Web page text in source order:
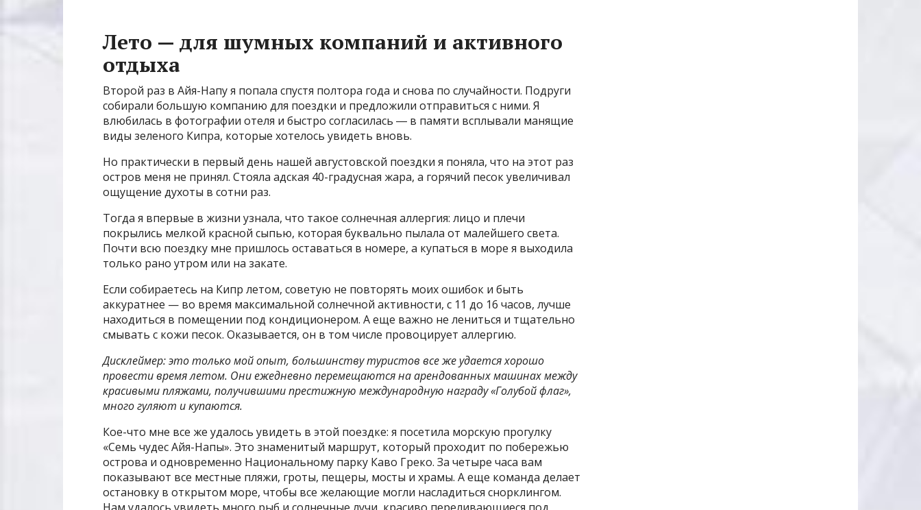
Лето — для шумных компаний и активного
отдыха
Второй раз в Айя-Напу я попала спустя полтора года и снова по случайности. Подруги
собирали большую компанию для поездки и предложили отправиться с ними. Я
влюбилась в фотографии отеля и быстро согласилась ― в памяти всплывали манящие
виды зеленого Кипра, которые хотелось увидеть вновь.
Но практически в первый день нашей августовской поездки я поняла, что на этот раз
остров меня не принял. Стояла адская 40-градусная жара, а горячий песок увеличивал
ощущение духоты в сотни раз.
Тогда я впервые в жизни узнала, что такое солнечная аллергия: лицо и плечи
покрылись мелкой красной сыпью, которая буквально пылала от малейшего света.
Почти всю поездку мне пришлось оставаться в номере, а купаться в море я выходила
только рано утром или на закате.
Если собираетесь на Кипр летом, советую не повторять моих ошибок и быть
аккуратнее — во время максимальной солнечной активности, с 11 до 16 часов, лучше
находиться в помещении под кондиционером. А еще важно не лениться и тщательно
смывать с кожи песок. Оказывается, он в том числе провоцирует аллергию.
Дисклеймер: это только мой опыт, большинству туристов все же удается хорошо
провести время летом. Они ежедневно перемещаются на арендованных машинах между
красивыми пляжами, получившимипрестижную международную награду «Голубой флаг»,
много гуляют и купаются.
Кое-что мне все же удалось увидеть в этой поездке: я посетила морскую прогулку
«Семь чудес Айя-Напы». Это знаменитый маршрут, который проходит по побережью
острова и одновременно Национальному парку Каво Греко. За четыре часа вам
показывают все местные пляжи, гроты, пещеры, мосты и храмы. А еще команда делает
остановку в открытом море, чтобы все желающие могли насладиться снорклингом.